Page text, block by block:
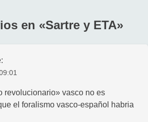
en «Sartre y ETA»
revolucionario» vasco no es
el foralismo vasco-español habria